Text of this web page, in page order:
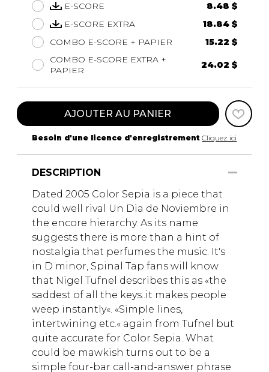
E-SCORE
8.48 $
E-SCORE EXTRA
18.84 $
COMBO E-SCORE + PAPIER
15.22 $
COMBO E-SCORE EXTRA +
PAPIER
24.02 $
AJOUTER AU PANIER
Besoin d'une licence d'enregistrement Cliquez ici
DESCRIPTION
Dated 2005 Color Sepia is a piece that
could well rival Un Dia de Noviembre in
the encore hierarchy. As its name
suggests there is more than a hint of
nostalgia that perfumes the music. It's
in D minor, Spinal Tap fans will know
that Nigel Tufnel describes this as «the
saddest of all the keys..it makes people
weep instantly«. «Simple lines,
intertwining etc.« again from Tufnel but
quite accurate for Color Sepia. What
could be mawkish turns out to be a
simple four-bar call-and-answer phrase